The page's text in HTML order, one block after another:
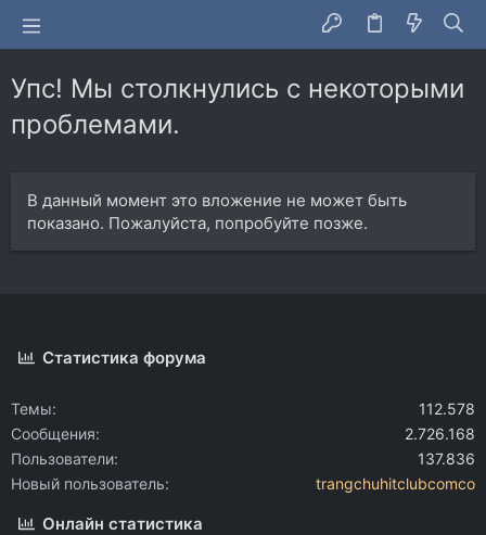
Упс! Мы столкнулись с некоторыми
проблемами.
В данный момент это вложение не может быть
показано. Пожалуйста, попробуйте позже.
Статистика форума
Темы
112.578
Сообщения
2.726.168
Пользователи
137.836
Новый пользователь
trangchuhitclubcomco
Онлайн статистика